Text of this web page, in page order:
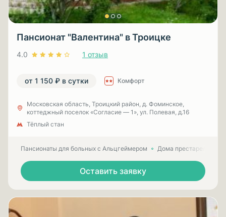
Пансионат "Валентина" в Троицке
4.0 1 отзыв
от 1 150 ₽ в сутки Комфорт
Московская область, Троицкий район, д. Фоминское,
коттеджный поселок «Согласие — 1», ул. Полевая, д.16
Тёплый стан
Пансионаты для больных с Альцгеймером Дома престарелых
Оставить заявку